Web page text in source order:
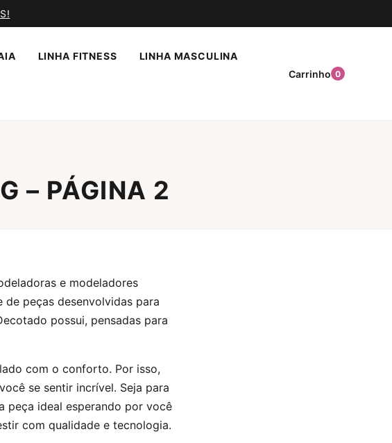
LINHA FITNESS LINHA MASCULINA
Carrinho 0
– PÁGINA 2
e modeladores
peças desenvolvidas para
possui, pensadas para
com o conforto. Por isso,
se sentir incrível. Seja para
peça ideal esperando por você
com qualidade e tecnologia.